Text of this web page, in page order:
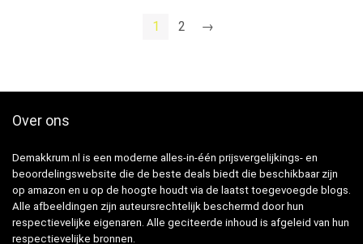
1 2 →
Over ons
Demakkrum.nl is een moderne alles-in-één prijsvergelijkings- en
beoordelingswebsite die de beste deals biedt die beschikbaar zijn
op amazon en u op de hoogte houdt via de laatst toegevoegde blogs.
Alle afbeeldingen zijn auteursrechtelijk beschermd door hun
respectievelijke eigenaren. Alle geciteerde inhoud is afgeleid van hun
respectievelijke bronnen.